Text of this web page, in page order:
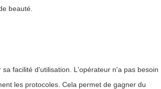
beauté.
facilité d'utilisation. L'opérateur n'a pas besoin
les protocoles. Cela permet de gagner du